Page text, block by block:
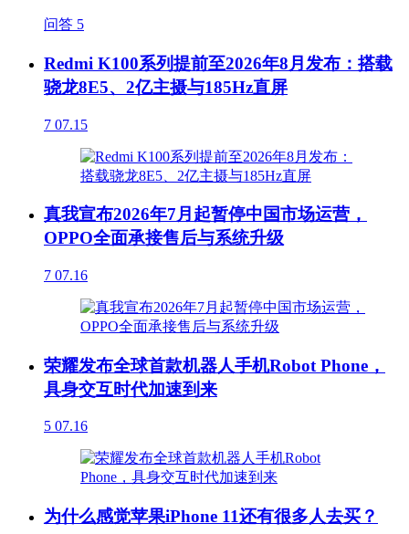
问答 5
Redmi K100系列提前至2026年8月发布：搭载
骁龙8E5、2亿主摄与185Hz直屏
7 07.15
真我宣布2026年7月起暂停中国市场运营，
OPPO全面承接售后与系统升级
7 07.16
荣耀发布全球首款机器人手机Robot Phone，
具身交互时代加速到来
5 07.16
为什么感觉苹果iPhone 11还有很多人去买？